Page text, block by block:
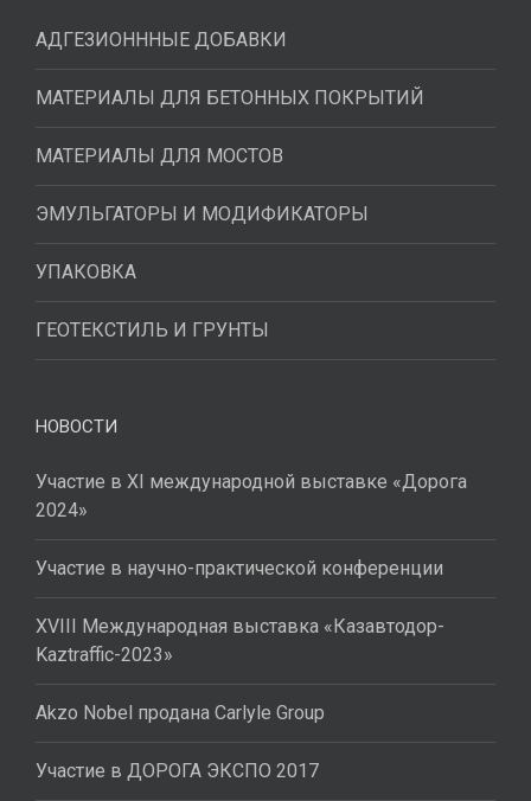
АДГЕЗИОНННЫЕ ДОБАВКИ
МАТЕРИАЛЫ ДЛЯ БЕТОННЫХ ПОКРЫТИЙ
МАТЕРИАЛЫ ДЛЯ МОСТОВ
ЭМУЛЬГАТОРЫ И МОДИФИКАТОРЫ
УПАКОВКА
ГЕОТЕКСТИЛЬ И ГРУНТЫ
НОВОСТИ
Участие в XI международной выставке «Дорога
2024»
Участие в научно-практической конференции
XVIII Международная выставка «Казавтодор-
Kaztraffic-2023»
Akzo Nobel продана Carlyle Group
Участие в ДОРОГА ЭКСПО 2017